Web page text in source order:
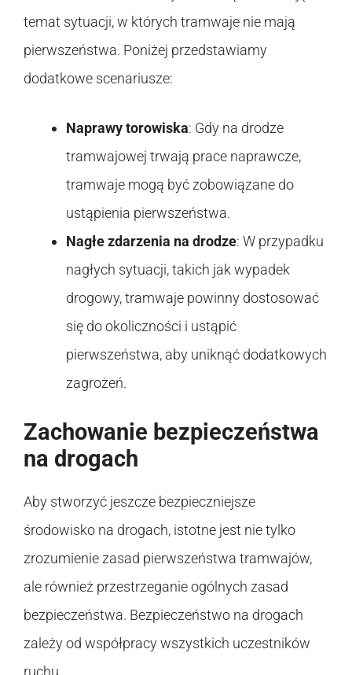
temat sytuacji, w których tramwaje nie mają
pierwszeństwa. Poniżej przedstawiamy
dodatkowe scenariusze:
Naprawy torowiska: Gdy na drodze
tramwajowej trwają prace naprawcze,
tramwaje mogą być zobowiązane do
ustąpienia pierwszeństwa.
Nagłe zdarzenia na drodze: W przypadku
nagłych sytuacji, takich jak wypadek
drogowy, tramwaje powinny dostosować
się do okoliczności i ustąpić
pierwszeństwa, aby uniknąć dodatkowych
zagrożeń.
Zachowanie bezpieczeństwa
na drogach
Aby stworzyć jeszcze bezpieczniejsze
środowisko na drogach, istotne jest nie tylko
zrozumienie zasad pierwszeństwa tramwajów,
ale również przestrzeganie ogólnych zasad
bezpieczeństwa. Bezpieczeństwo na drogach
zależy od współpracy wszystkich uczestników
ruchu.